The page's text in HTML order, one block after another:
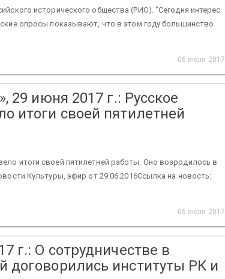
исторического общества (РИО). "Сегодня интерес
опросы показывают, что в этом году большинство
06 июля 2017
29 июня 2017 г.: Русское
итоги своей пятилетней
итоги своей пятилетней работы. Оно возродилось в
Культуры, эфир от 29.06.2016Ссылка на новость:
06 июля 2017
г.: О сотрудничестве в
договорились институты РК и